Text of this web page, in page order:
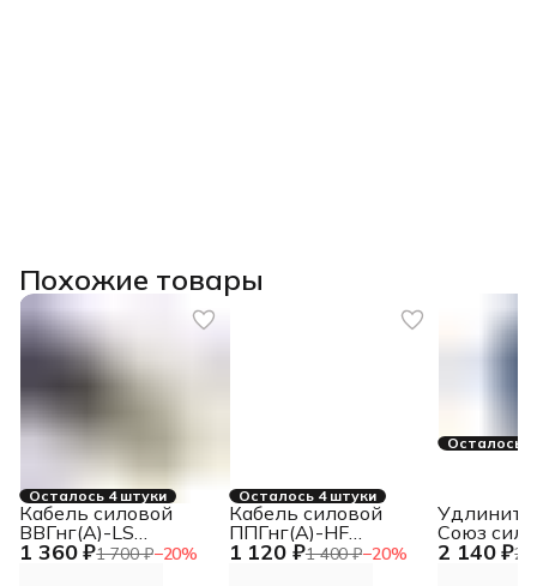
Похожие товары
Осталось 4 штуки
1 360 ₽1 700 ₽−20%
Кабель силовой
ВВГнг(А)-LS
5Х10ок(N.PE)-0.660
Осталось 4 штуки
1 120 ₽1 400 ₽−20%
Кабель силовой
ППГнг(А)-HF
4Х10ок(N) ТРТС
Осталось
2 140 ₽2
Союз
катушке